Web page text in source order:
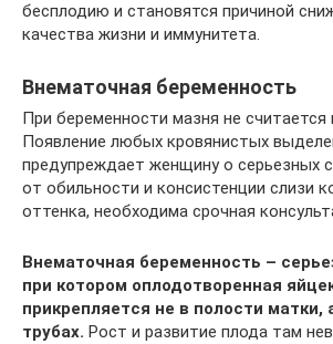
бесплодию и становятся причиной
качества жизни и иммунитета.
Внематочная беременность
При беременности мазня не считается
Появление любых кровянистых
предупреждает женщину о серьезных
от обильности и консистенции слизи
оттенка, необходима срочная
Внематочная беременность –
при котором оплодотворенная
прикрепляется не в полости матки,
трубах. Рост и развитие плода там